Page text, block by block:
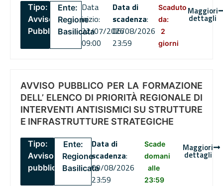
Tipo:
Avviso
Pubblico
Ente:
Regione
Basilicata
Data
inizio:
22/07/2026
09:00
Data di
scadenza:
06/08/2026
23:59
Scaduto
da:
2
giorni
Maggiori
dettagli
AVVISO PUBBLICO PER LA FORMAZIONE
DELL’ ELENCO DI PRIORITÀ REGIONALE DI
INTERVENTI ANTISISMICI SU STRUTTURE
E INFRASTRUTTURE STRATEGICHE
Tipo:
Avviso
pubblico
Ente:
Regione
Basilicata
Data di
scadenza:
09/08/2026
23:59
Scade
domani
alle
23:59
Maggiori
dettagli